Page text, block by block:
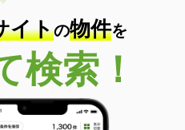
イトの物件を
検索！